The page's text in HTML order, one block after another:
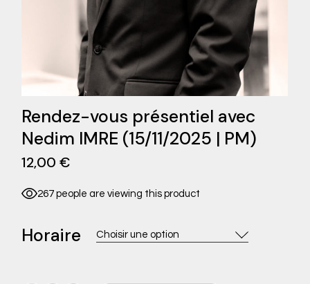
Rendez-vous présentiel avec
Nedim IMRE (15/11/2025 | PM)
12,00€
267 people are viewing this product
Horaire Choisir une option